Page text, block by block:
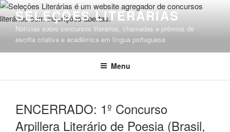
Pular
para
conteúdo
SELEÇÕES LITERÁRIAS
Notícias sobre concursos literários, chamadas e prêmios de
escrita criativa e acadêmica em língua portuguesa
Menu
ENCERRADO: 1º Concurso
Arpillera Literário de Poesia (Brasil,